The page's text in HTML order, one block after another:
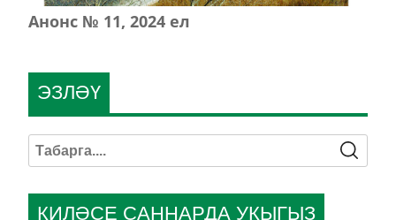
Анонс № 11, 2024 ел
КИЛӘСЕ САННАРДА УКЫГЫЗ
ЭЗЛӘҮ